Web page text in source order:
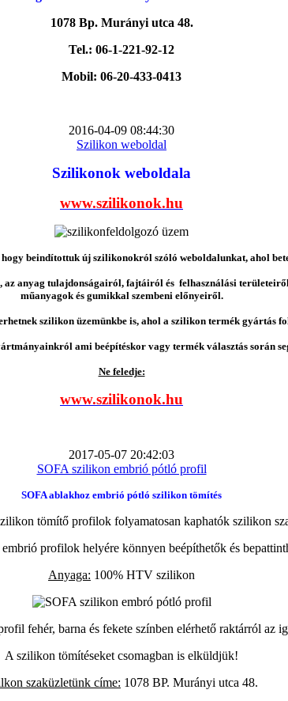
1078 Bp. Murányi utca 48.
Tel.: 06-1-221-92-12
Mobil: 06-20-433-0413
2016-04-09 08:44:30
Szilikon weboldal
Szilikonok weboldala
www.szilikonok.hu
beindítottuk új szilikonokról szóló weboldalunkat, ahol
anyag tulajdonságairól, fajtáiról és felhasználási
műanyagok és gumikkal szembeni előnyeiről.
szilikon üzemünkbe is, ahol a szilikon termék gyártás
ami beépítéskor vagy termék választás során
Ne feledje:
www.szilikonok.hu
2017-05-07 20:42:03
SOFA szilikon embrió pótló profil
SOFA ablakhoz embrió pótló szilikon tömítés
tömítő profilok folyamatosan kaphatók szilikon
profilok helyére könnyen beépíthetők és
Anyaga: 100% HTV szilikon
fehér, barna és fekete színben elérhető raktárról az
A szilikon tömítéseket csomagban is elküldjük!
szaküzletünk címe: 1078 BP. Murányi utca 48.